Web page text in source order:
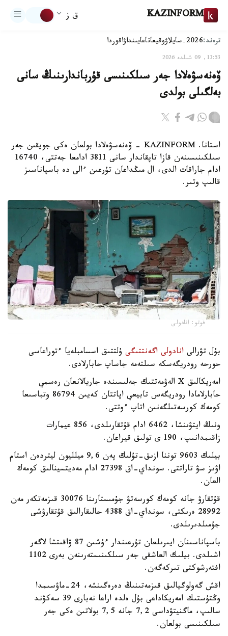
KAZINFORM ق ز
ترەند:2026-سايلاۋ وقيعاتاعايىنداۋاقوردا
13:53, 09 شىلدە 2026
ۆەنەسۋەلادا جەر سىلكىنىسى قۇرباندارىنىڭ سانى
بەلگىلى بولدى
استانا. KAZINFORM - ۆەنەسۋەلادا بولعان ەكى جويقىن جەر
سىلكىنىسىنەن قازا تاپقاندار سانى 3811 ادامعا جەتتى، 16740
ادام جاراقات الدى، ال مىڭداعان تۇرعىن ءالى دە باسپاناسىز
قالىپ وتىر.
فوتو: انادولى
بۇل تۋرالى انادولى اگەنتتىگى ۇلتتىق اسسامبلەيا ءتوراعاسى
حورحە رودريگەسكە سىلتەمە جاساپ حابارلادى.
امەريكالىق X الەۋمەتتىك جەلىسىندە جاريالانعان رەسمي
حابارلامادا رودريگەس تابيعي اپاتتان كەيىن 86794 وتباسىعا
كومەك كورسەتىلگەنىن اتاپ ءوتتى.
ونىڭ ايتۋىنشا، 6462 ادام قۇتقارىلدى، 856 عيمارات
زاقىمدانىپ، 190 ى تولىق قيراعان.
بيلىك 9603 توننا ازىق-تۇلىك پەن 9,6 ميلليون ليتردەن استام
اۋىز سۋ تاراتتى. سونداي-اق 27398 ادام مەديتسينالىق كومەك
العان.
قۇتقارۋ جانە كومەك كورسەتۋ جۇمىستارىنا 30076 قىزمەتكەر مەن
28992 ەرىكتى، سونداي-اق 4388 حالىقارالىق قۇتقارۋشى
جۇمىلدىرىلدى.
باسپاناسىنان ايىرىلعان تۇرعىندار ءۇشىن 87 ۋاقىتشا لاگەر
اشىلدى. بيلىك العاشقى جەر سىلكىنىستەرىنەن بەرى 1102
افتەرشوكتى تىركەگەن.
اقش گەولوگيالىق قىزمەتىنىڭ دەرەگىنشە، 24-ماۋسىمدا
وڭتۇستىك امەريكاداعى بۇل ەلدە اراعا نەبارى 39 سەكۋند
سالىپ، ماگنيتۋداسى 7,2 جانە 7,5 بولاتىن ەكى جەر
سىلكىنىسى بولعان.